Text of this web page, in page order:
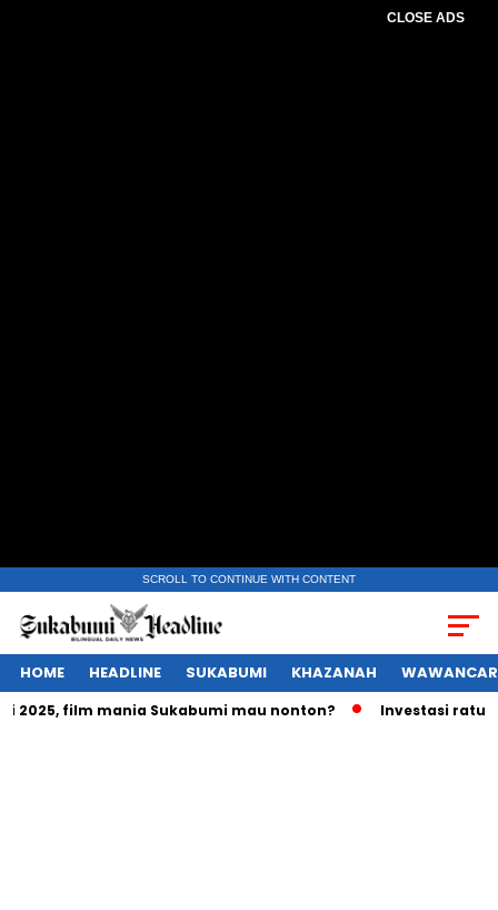
CLOSE ADS
SCROLL TO CONTINUE WITH CONTENT
HOME HEADLINE SUKABUMI KHAZANAH
film mania Sukabumi mau nonton? Investasi ratusan